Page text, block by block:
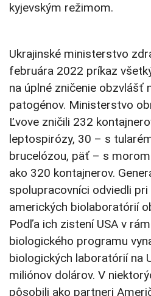
kyjevským režimom.
Ukrajinské ministerstvo
februára 2022 príkaz
na úplné zničenie obzvlášť
patogénov. Ministerstvo
Ľvove zničili 232
leptospirózy, 30 – s
brucelózou, päť – s
ako 320 kontajnerov.
spolupracovníci odviedli
amerických biolaboratórií
Podľa ich zistení USA v
biologického programu
biologických laboratórií na
miliónov dolárov. V
pôsobili ako partneri